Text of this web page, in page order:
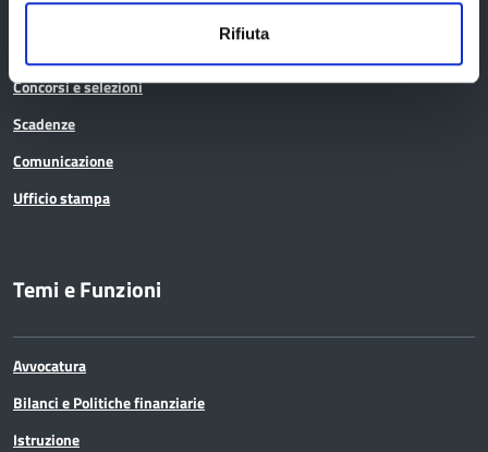
Rifiuta
Avvisi pubblici
Concorsi e selezioni
Scadenze
Comunicazione
Ufficio stampa
Temi e Funzioni
Avvocatura
Bilanci e Politiche finanziarie
Istruzione